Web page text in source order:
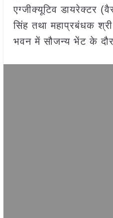
एग्जीक्यूटिव डायरेक्टर
सिंह तथा महाप्रबंधक
भवन में सौजन्य भेंट के